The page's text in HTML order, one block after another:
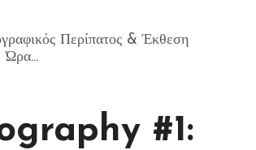
Περίπατος & Έκθεση
#1: